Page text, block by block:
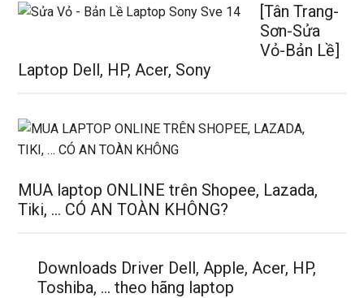
[Tân Trang-
Sơn-Sửa
Vỏ-Bản Lề]
Laptop Dell, HP, Acer, Sony
MUA laptop ONLINE trên Shopee, Lazada,
Tiki, … CÓ AN TOÀN KHÔNG?
Downloads Driver Dell, Apple, Acer, HP,
Toshiba, … theo hãng laptop